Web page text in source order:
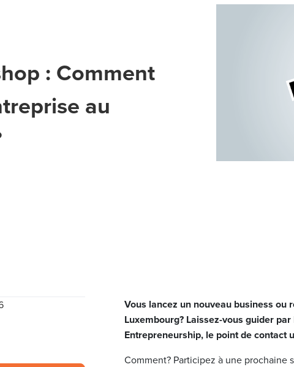
: Comment
au
Vous lancez un nouveau business
Luxembourg? Laissez-vous guider
Entrepreneurship, le point de contact
Comment? Participez à une prochaine